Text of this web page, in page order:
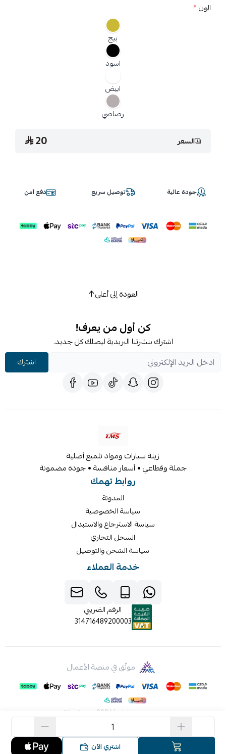
اشتري الآن
الون*
بيج
اسود
ابيض
رصاصي
السعر 20
جودة عالية توصيل سريع دفع آمن
العودة إلى أعلى
كن أول من يعرف!
اشترك بنشرتنا البريدية ليصلك كل جديد.
اشترك
زينة سيارات ومواد تلميع أصلية
جملة وقطاعي • أسعار منافسة • جودة مضمونة
روابط تهمك
المدونة
سياسة الخصوصية
سياسة الاسترجاع والاستبدال
السجل التجاري
سياسة الشحن والتوصيل
خدمة العملاء
الرقم الضريبي
314716489200003
موثّق في منصة الأعمال
صنع بإتقان على | 2026 منصة سلة